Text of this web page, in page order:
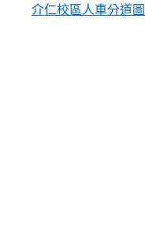
介仁校區人車分道圖